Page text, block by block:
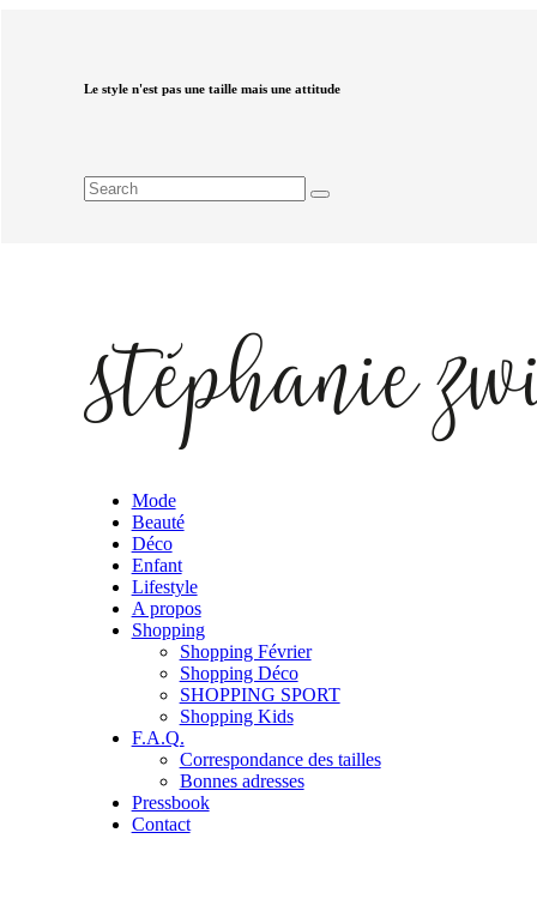
Le style n'est pas une taille mais une attitude
Mode
Beauté
Déco
Enfant
Lifestyle
A propos
Shopping
Shopping Février
Shopping Déco
SHOPPING SPORT
Shopping Kids
F.A.Q.
Correspondance des tailles
Bonnes adresses
Pressbook
Contact